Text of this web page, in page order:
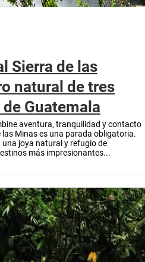
Sierra de las
natural de tres
Guatemala
aventura, tranquilidad y contacto
Minas es una parada obligatoria.
una joya natural y refugio de
más impresionantes...